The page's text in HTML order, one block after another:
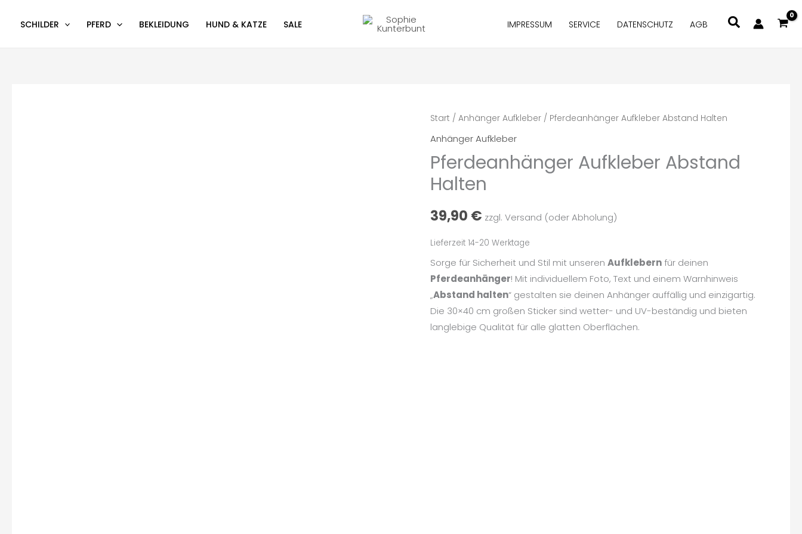
InhaltSCHILDER PFERD BEKLEIDUNG HUND & KATZE SALE IMPRESSUM SERVICE DATENSCHUTZ AGB Suchen
Start / Anhänger Aufkleber/ Pferdeanhänger Aufkleber Abstand Halten
Anhänger Aufkleber
Pferdeanhänger Aufkleber Abstand
Halten
39,90 € zzgl. Versand (oder Abholung)
Lieferzeit 14-20 Werktage
Sorge für Sicherheit und Stil mit unseren Aufklebernfür deinen
Pferdeanhänger! Mit individuellem Foto, Text und einem Warnhinweis
„Abstand halten“ gestalten sie deinen Anhänger auffällig und einzigartig.
Die 30×40 cm großen Sticker sind wetter- und UV-beständig und bieten
langlebige Qualität für alle glatten Oberflächen.
Pferdeanhänger
Aufkleber
Halten
Menge